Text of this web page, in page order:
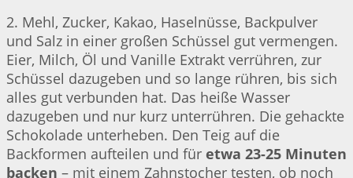
2. Mehl, Zucker, Kakao, Haselnüsse, Backpulver
und Salz in einer großen Schüssel gut vermengen.
Eier, Milch, Öl und Vanille Extrakt verrühren, zur
Schüssel dazugeben und so lange rühren, bis sich
alles gut verbunden hat. Das heiße Wasser
dazugeben und nur kurz unterrühren. Die gehackte
Schokolade unterheben. Den Teig auf die
Backformen aufteilen und für etwa 23-25 Minuten
backen – mit einem Zahnstocher testen, ob noch